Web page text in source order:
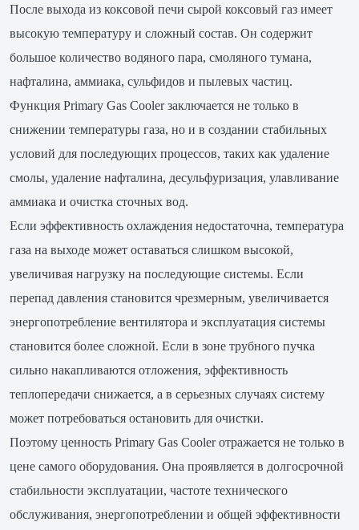
После выхода из коксовой печи сырой коксовый газ имеет
высокую температуру и сложный состав. Он содержит
большое количество водяного пара, смоляного тумана,
нафталина, аммиака, сульфидов и пылевых частиц.
Функция Primary Gas Cooler заключается не только в
снижении температуры газа, но и в создании стабильных
условий для последующих процессов, таких как удаление
смолы, удаление нафталина, десульфуризация, улавливание
аммиака и очистка сточных вод.
Если эффективность охлаждения недостаточна, температура
газа на выходе может оставаться слишком высокой,
увеличивая нагрузку на последующие системы. Если
перепад давления становится чрезмерным, увеличивается
энергопотребление вентилятора и эксплуатация системы
становится более сложной. Если в зоне трубного пучка
сильно накапливаются отложения, эффективность
теплопередачи снижается, а в серьезных случаях систему
может потребоваться остановить для очистки.
Поэтому ценность Primary Gas Cooler отражается не только в
цене самого оборудования. Она проявляется в долгосрочной
стабильности эксплуатации, частоте технического
обслуживания, энергопотреблении и общей эффективности